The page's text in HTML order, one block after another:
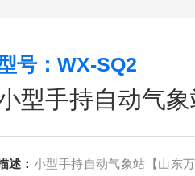
号：WX-SQ2
型手持自动气象
述： 小型手持自动气象站【山东